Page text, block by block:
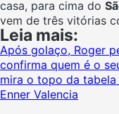
casa, para cima do
vem de três vitórias
Leia mais:
Após golaço, Roger
confirma quem é o
mira o topo da
Enner Valencia